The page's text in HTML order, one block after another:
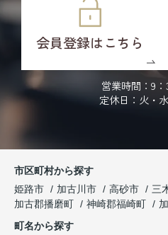
会員登録はこちら
営業時間：9
定休日：火・
市区町村から探す
姫路市
加古川市 高砂市 三
加古郡播磨町
神崎郡福崎町
町名から探す